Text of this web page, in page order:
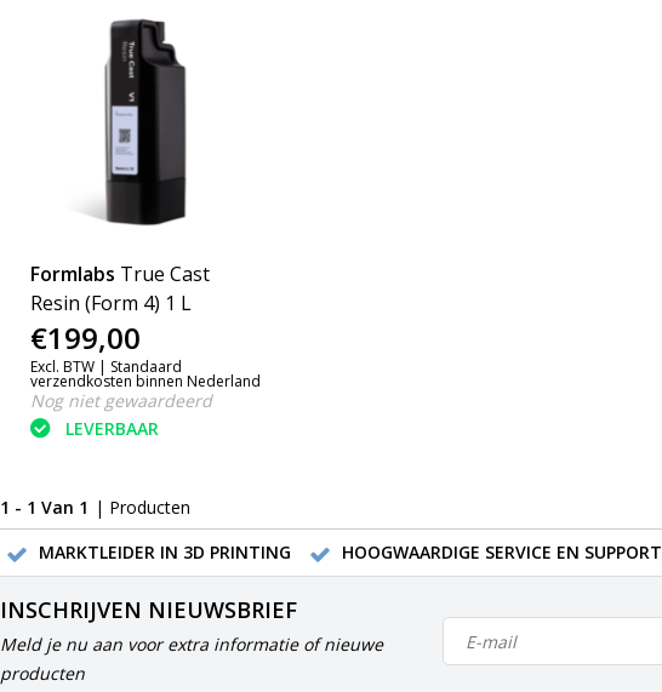
Formlabs True Cast
Resin (Form 4) 1 L
€199,00
Excl. BTW | Standaard
verzendkosten binnen Nederland
Nog niet gewaardeerd
LEVERBAAR
1 - 1 Van 1 | Producten
MARKTLEIDER IN 3D PRINTING
HOOGWAARDIGE SERVICE EN SUPPORT
INSCHRIJVEN NIEUWSBRIEF
Meld je nu aan voor extra informatie of nieuwe
producten